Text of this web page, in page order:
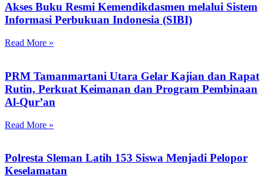
Akses Buku Resmi Kemendikdasmen melalui Sistem
Informasi Perbukuan Indonesia (SIBI)
Read More »
PRM Tamanmartani Utara Gelar Kajian dan Rapat
Rutin, Perkuat Keimanan dan Program Pembinaan
Al-Qur’an
Read More »
Polresta Sleman Latih 153 Siswa Menjadi Pelopor
Keselamatan